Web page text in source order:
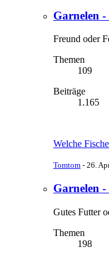
Garnelen -
Freund oder
Themen
109
Beiträge
1.165
Welche
Tomtom - 26.
Garnelen
Gutes Futter
Themen
198